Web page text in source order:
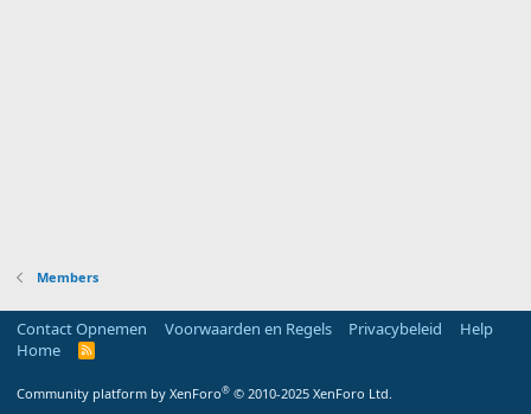
Members
Contact Opnemen Voorwaarden en Regels Privacybeleid
Help
Home
R
Community platform by XenForo® © 2010-2025 XenForo Ltd.